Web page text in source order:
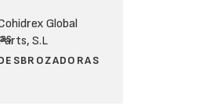
Global
S.L